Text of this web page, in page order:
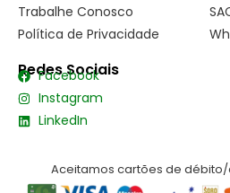
Trabalhe Conosco
Política de Privacidade
Redes Sociais
Facebook
Instagram
LinkedIn
Aceitamos cartões de